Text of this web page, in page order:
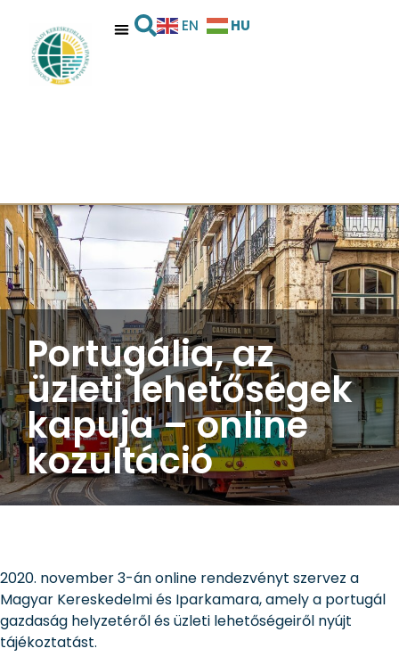
EN HU
Portugália, az
üzleti lehetőségek
kapuja – online
kozultáció
2020. november 3-án online rendezvényt szervez a
Magyar Kereskedelmi és Iparkamara, amely a portugál
gazdaság helyzetéről és üzleti lehetőségeiről nyújt
tájékoztatást.